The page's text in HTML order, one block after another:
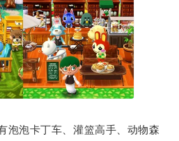
泡泡卡丁车、灌篮高手、动物森